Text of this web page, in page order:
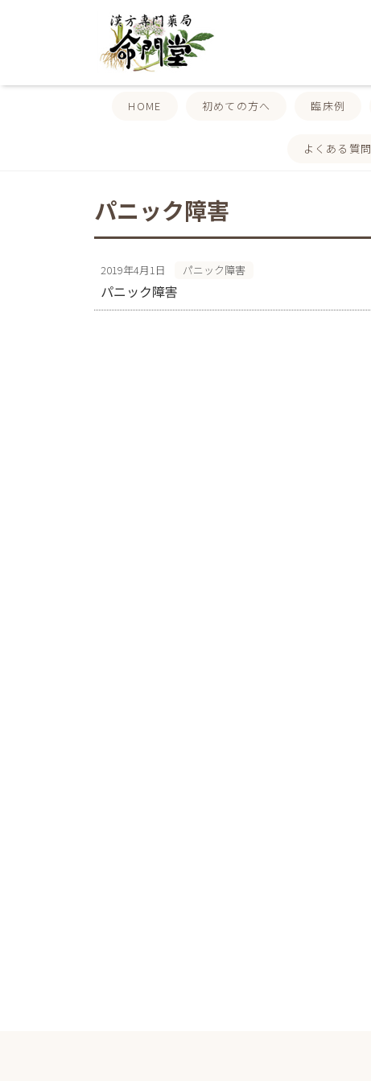
HOME 初めての方へ 臨床例
よくある質問
パニック障害
2019年4月1日 パニック障害
パニック障害